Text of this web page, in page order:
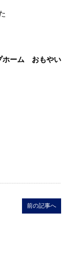
ホーム おもやい
前の記事へ